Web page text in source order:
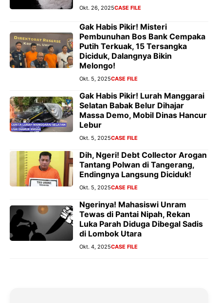
Okt. 26, 2025CASE FILE
Gak Habis Pikir! Misteri
Pembunuhan Bos Bank Cempaka
Putih Terkuak, 15 Tersangka
Diciduk, Dalangnya Bikin
Melongo!
Okt. 5, 2025CASE FILE
Gak Habis Pikir! Lurah Manggarai
Selatan Babak Belur Dihajar
Massa Demo, Mobil Dinas Hancur
Lebur
Okt. 5, 2025CASE FILE
Dih, Ngeri! Debt Collector Arogan
Tantang Polwan di Tangerang,
Endingnya Langsung Diciduk!
Okt. 5, 2025CASE FILE
Ngerinya! Mahasiswi Unram
Tewas di Pantai Nipah, Rekan
Luka Parah Diduga Dibegal Sadis
di Lombok Utara
Okt. 4, 2025CASE FILE